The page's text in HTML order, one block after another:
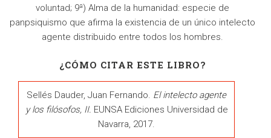
voluntad; 9ª) Alma de la humanidad: especie de
panpsiquismo que afirma la existencia de un único intelecto
agente distribuido entre todos los hombres.
¿CÓMO CITAR ESTE LIBRO?
Sellés Dauder, Juan Fernando. El intelecto agente
y los filósofos, II. EUNSA Ediciones Universidad de
Navarra, 2017.